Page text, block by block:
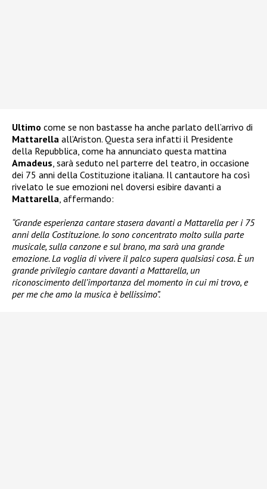
Ultimo come se non bastasse ha anche parlato dell’arrivo di
Mattarella all’Ariston. Questa sera infatti il Presidente
della Repubblica, come ha annunciato questa mattina
Amadeus, sarà seduto nel parterre del teatro, in occasione
dei 75 anni della Costituzione italiana. Il cantautore ha così
rivelato le sue emozioni nel doversi esibire davanti a
Mattarella, affermando:
“Grande esperienza cantare stasera davanti a Mattarella per i 75
anni della Costituzione. Io sono concentrato molto sulla parte
musicale, sulla canzone e sul brano, ma sarà una grande
emozione. La voglia di vivere il palco supera qualsiasi cosa. È un
grande privilegio cantare davanti a Mattarella, un
riconoscimento dell’importanza del momento in cui mi trovo, e
per me che amo la musica è bellissimo”.